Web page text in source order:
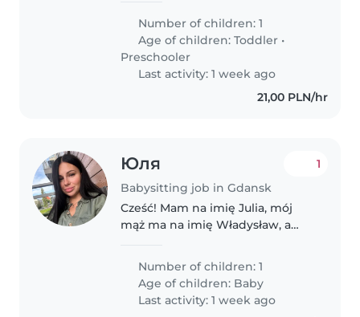
uwielbia zabawy i czułość. Mile
widziana osoba życzliwa i
cierpliwa,..
Number of children: 1
Age of children:Toddler •
Preschooler
Last activity: 1 week ago
21,00 PLN/hr
Юля
Babysitting job in Gdansk
1
Cześć! Mam na imię Julia, mój
mąż ma na imię Władysław, a
miesięcy. Szukamy osoby, która
zaopiekuje się naszą córeczką i
stanie się dla niej nie tylko
Number of children: 1
Age of children: Baby
Last activity: 1 week ago